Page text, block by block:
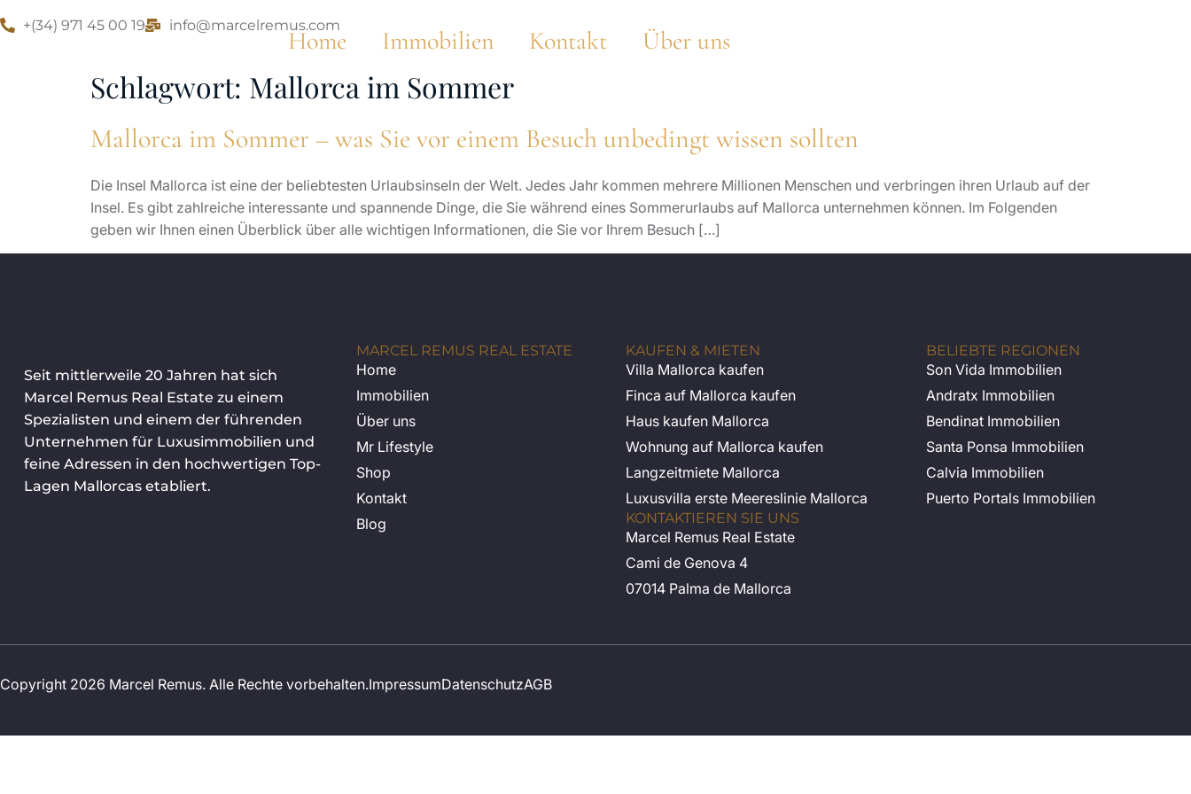
+(34) 971 45 00 19 info@marcelremus.com
Home Immobilien Kontakt Über uns
Schlagwort: Mallorca im Sommer
Mallorca im Sommer – was Sie vor einem Besuch unbedingt wissen sollten
Die Insel Mallorca ist eine der beliebtesten Urlaubsinseln der Welt. Jedes Jahr kommen mehrere Millionen Menschen und verbringen ihren Urlaub auf der
Insel. Es gibt zahlreiche interessante und spannende Dinge, die Sie während eines Sommerurlaubs auf Mallorca unternehmen können. Im Folgenden
geben wir Ihnen einen Überblick über alle wichtigen Informationen, die Sie vor Ihrem Besuch […]
Seit mittlerweile 20 Jahren hat sich
Marcel Remus Real Estate zu einem
Spezialisten und einem der führenden
Unternehmen für Luxusimmobilien und
feine Adressen in den hochwertigen Top-
Lagen Mallorcas etabliert.
MARCEL REMUS REAL ESTATE
Home
Immobilien
Über uns
Mr Lifestyle
Shop
Kontakt
Blog
KAUFEN & MIETEN
Villa Mallorca kaufen
Finca auf Mallorca kaufen
Haus kaufen Mallorca
Wohnung auf Mallorca kaufen
Langzeitmiete Mallorca
Luxusvilla erste Meereslinie Mallorca
KONTAKTIEREN SIE UNS
Marcel Remus Real Estate
Cami de Genova 4
07014 Palma de Mallorca
BELIEBTE REGIONEN
Son Vida Immobilien
Andratx Immobilien
Bendinat Immobilien
Santa Ponsa Immobilien
Calvia Immobilien
Puerto Portals Immobilien
Copyright 2026 Marcel Remus. Alle Rechte vorbehalten.ImpressumDatenschutzAGB